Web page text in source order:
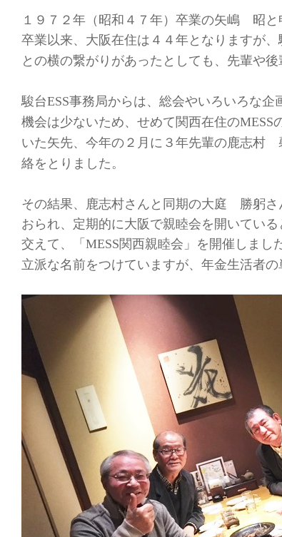
１９７２年（昭和４７年）卒業の矢嶋 昭と
卒業以来、大阪在住は４４年となりますが、
との横の繋がりがあったとしても、先輩や
駿台ESS事務局からは、総会やいろいろな
機会は少ないため、せめて関西在住のMESS
いた矢先、今年の２月に３年先輩の鹿志村
絡をとりました。
その結果、鹿志村さんと同期の大庭 勝躬
おられ、定期的に大阪で親睦会を開いてい
交えて、「MESS関西親睦会」を開催しました
立派な名前をつけていますが、年金生活者の